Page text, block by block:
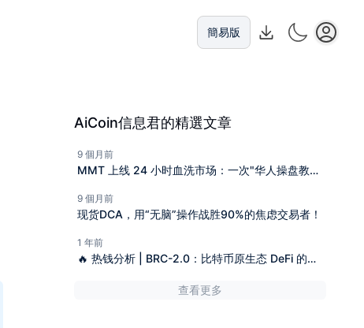
簡易版
AiCoin信息君的精選文章
9 個月前
MMT 上线 24 小时血洗市场：一次"华人操盘教科
9 個月前
现货DCA，用“无脑”操作战胜90%的焦虑交易者！
1 年前
🔥 热钱分析 | BRC-2.0：比特币原生态 DeFi 的下
查看更多